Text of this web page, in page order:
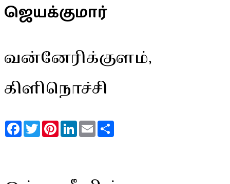
ஜெயக்குமார்
வன்னேரிக்குளம்,
கிளிநொச்சி
FacebookTwitterPinterestLinkedInEmail